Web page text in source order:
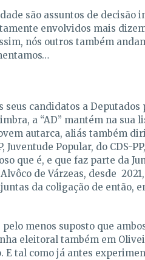
são assuntos de decisão
envolvidos mais
nós outros também
seus candidatos a Deputados
a “AD” mantém na sua
autarca, aliás também
Juventude Popular, do CDS-
que é, e que faz parte da
de Várzeas, desde
da coligação de então,
menos suposto que
eleitoral também em
E tal como já antes